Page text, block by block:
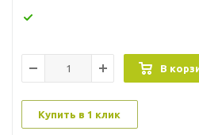
В
Купить в 1 клик